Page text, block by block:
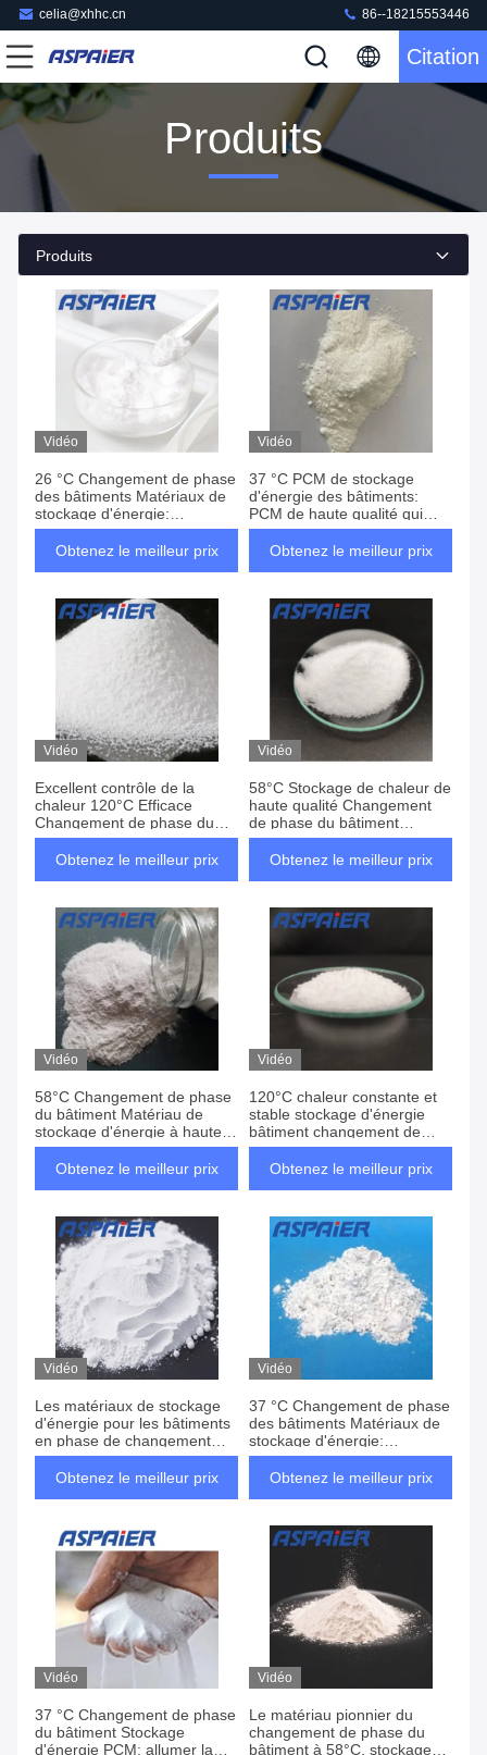
celia@xhhc.cn 86--18215553446
Citation
Produits
Produits
Vidéo
26 °C Changement de phase
des bâtiments Matériaux de
stockage d'énergie:
ouverture d'une nouvelle ère
des bâtiments verts
Obtenez le meilleur prix
Vidéo
37 °C PCM de stockage
d'énergie des bâtiments:
PCM de haute qualité qui
injectent une forte impulsion
dans le développement
Obtenez le meilleur prix
Vidéo
Excellent contrôle de la
chaleur 120°C Efficace
Changement de phase du
bâtiment Stockage d'énergie
Matériaux professionnels
Obtenez le meilleur prix
Vidéo
58°C Stockage de chaleur de
haute qualité Changement
de phase du bâtiment
Stockage d'énergie Matériau
de base a l'effet de recyclage
Obtenez le meilleur prix
Vidéo
58°C Changement de phase
du bâtiment Matériau de
stockage d'énergie à haute
valeur d'enthalpie
Obtenez le meilleur prix
Vidéo
120°C chaleur constante et
stable stockage d'énergie
bâtiment changement de
phase spécial stockage
d'énergie
Obtenez le meilleur prix
Vidéo
Les matériaux de stockage
d'énergie pour les bâtiments
en phase de changement
réduisent la consommation
d'énergie et la bonne
Obtenez le meilleur prix
Vidéo
37 °C Changement de phase
des bâtiments Matériaux de
stockage d'énergie:
puissance innovante pour
l'efficacité énergétique des
Obtenez le meilleur prix
Vidéo
37 °C Changement de phase
du bâtiment Stockage
d'énergie PCM: allumer la
Vidéo
Le matériau pionnier du
changement de phase du
bâtiment à 58°C, stockage